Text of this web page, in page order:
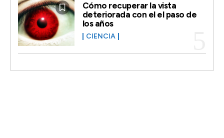
Cómo recuperar la vista
deteriorada con el el paso de
los años
CIENCIA